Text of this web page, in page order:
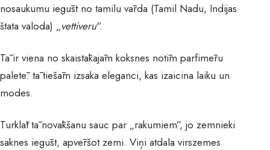
nosaukumu iegūst no tamilu vārda (Tamil Nadu, Indijas
štata valoda) „vettiveru“.
Tā ir viena no skaistākajām koksnes notīm parfimēru
paletē: tā tiešām izsaka eleganci, kas izaicina laiku un
modes.
Turklāt tā novākšanu sauc par „rakumiem”, jo zemnieki
saknes iegūst, apvēršot zemi. Viņi atdala virszemes